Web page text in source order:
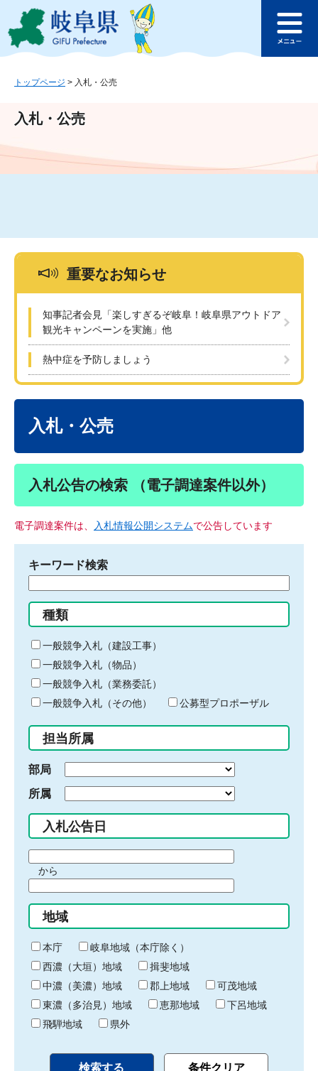
ジ
ュ
文
このページの本文へ
ュ
トップページ > 入札・公売
入札・公売
重要なお知らせ
知事記者会見「楽しすぎるぞ岐阜！岐阜県アウトドア
観光キャンペーンを実施」他
熱中症を予防しましょう
入札・公売
入札公告の検索 （電子調達案件以外）
電子調達案件は、 入札情報公開システムで公告しています
キーワード検索
る
キ
ー
ワ
ー
ド
入
力
種類
一般競争入札（建設工事）
一般競争入札（物品）
一般競争入札（業務委託）
一般競争入札（その他）
公募型プロポーザル
担当所属
部局
所属
入札公告日
間
始
り
から
間
終
わ
り
地域
本庁
岐阜地域（本庁除く）
西濃（大垣）地域
揖斐地域
中濃（美濃）地域
郡上地域
可茂地域
東濃（多治見）地域
恵那地域
下呂地域
飛騨地域
県外